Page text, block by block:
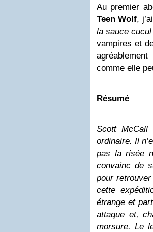
Au premier
Teen Wolf,
la sauce
vampires et
comme elle
Résumé
Scott
ordinaire. Il
pas la risée
convainc de
pour
cette
étrange et
attaque et,
morsure. Le